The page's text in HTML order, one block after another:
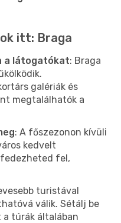
itt: Braga
a látogatókat: Braga
galériák és
megtalálhatók a
: A főszezonon kívüli
kedvelt
fel,
turistával
válik. Sétálj be
a túrák általában